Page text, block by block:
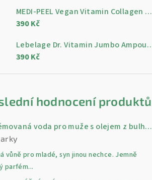
MEDI-PEEL Vegan Vitamin Collagen Clear, 300 ml
390 Kč
Lebelage Dr. Vitamin
390 Kč
hodnocení produktů
Parfémovaná voda pro muže s olejem z bulharské růži Gold 30 ml
produktu je 5 z 5 hvězdiček.
vůně pro mladé, syn jinou nechce. Jemně
parfém...